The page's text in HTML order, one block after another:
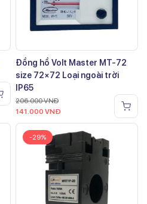
Đồng hồ Volt Master MT-72
size 72×72 Loại ngoài trời
IP65
206.000VNĐ
141.000 VNĐ
-29%